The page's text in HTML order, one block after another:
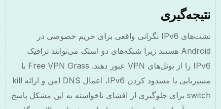
نتیجه‌گیری
نشت‌های IPv6 نگرانی واقعی برای حریم خصوصی در
Android هستند زیرا شبکه‌های دو استک می‌توانند ترافیک
IPv6 را از تونل‌های VPN عبور دهند. Free VPN Grass با
مسیریابی یا مسدود کردن IPv6، اعمال DNS امن و ارائه kill
switch برای جلوگیری از افشای ناخواسته به این مشکل پاسخ